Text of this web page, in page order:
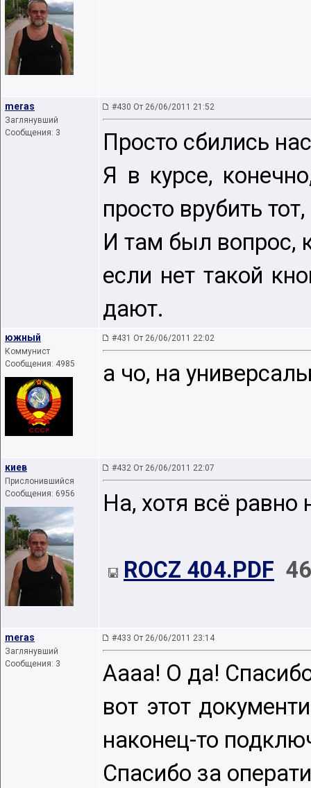
meras
Заглянувший
Сообщения: 3
#430 От 26/06/2011 21:52
Просто сбились
Я в курсе,
просто врубить
И там был вопрос,
если нет такой
дают.
южный
Коммунист
Сообщения: 4985
#431 От 26/06/2011 22:02
а чо, на
киев
Прислонившийся
Сообщения: 6956
#432 От 26/06/2011 22:07
На, хотя всё
ROCZ 404.PDF
meras
Заглянувший
Сообщения: 3
#433 От 26/06/2011 23:14
Аааа! О да!
вот этот
наконец-то
Спасибо за